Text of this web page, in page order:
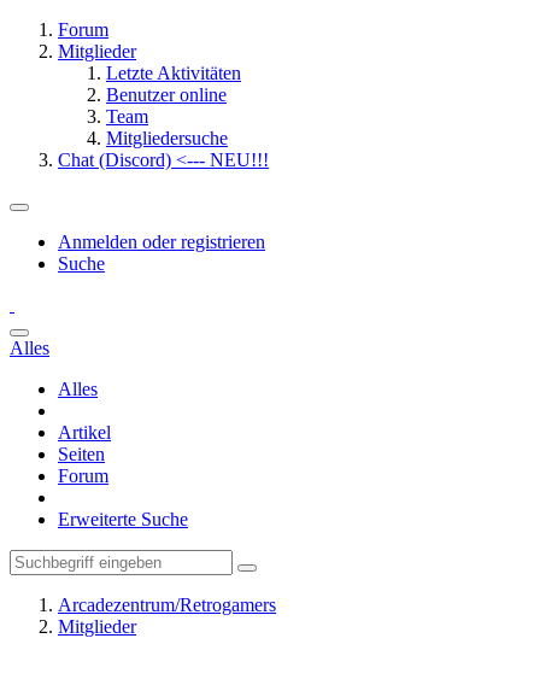
Forum
Mitglieder
Letzte Aktivitäten
Benutzer online
Team
Mitgliedersuche
Chat (Discord) <--- NEU!!!
Anmelden oder registrieren
Suche
Alles
Alles
Artikel
Seiten
Forum
Erweiterte Suche
Arcadezentrum/Retrogamers
Mitglieder